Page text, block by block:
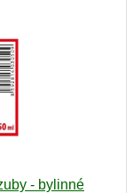
- bylinné